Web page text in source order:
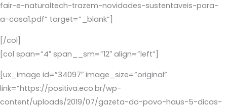
fair-e-naturaltech-trazem-novidades-sustentaveis-para-
a-casa1.pdf” target=”_blank”]
[/col]
[col span=”4″ span__sm=”12″ align=”left”]
[ux_image id=”34097″ image_size=”original”
link=”https://positiva.eco.br/wp-
content/uploads/2019/07/gazeta-do-povo-haus-5-dicas-